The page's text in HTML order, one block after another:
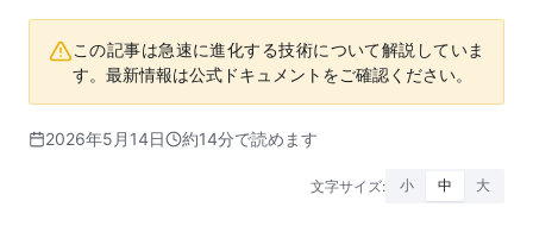
この記事は急速に進化する技術について解説していま
す。最新情報は公式ドキュメントをご確認ください。
2026年5月14日 約14分で読めます
文字サイズ: 小 中 大